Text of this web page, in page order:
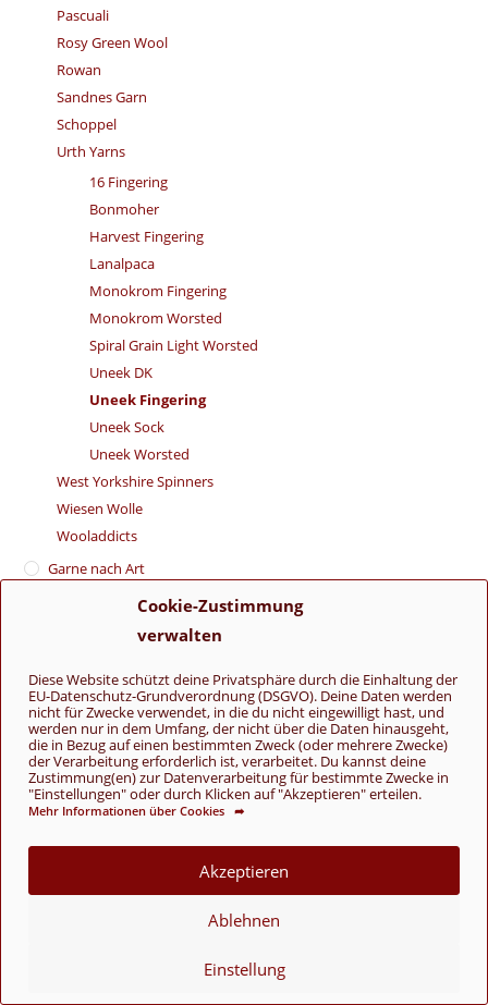
Cookie-Zustimmung
verwalten
Diese Website schützt deine Privatsphäre durch die Einhaltung der
EU-Datenschutz-Grundverordnung (DSGVO). Deine Daten werden
nicht für Zwecke verwendet, in die du nicht eingewilligt hast, und
werden nur in dem Umfang, der nicht über die Daten hinausgeht,
die in Bezug auf einen bestimmten Zweck (oder mehrere Zwecke)
der Verarbeitung erforderlich ist, verarbeitet. Du kannst deine
Zustimmung(en) zur Datenverarbeitung für bestimmte Zwecke in
"Einstellungen" oder durch Klicken auf "Akzeptieren" erteilen.
Mehr Informationen über Cookies ➦
Akzeptieren
Ablehnen
Einstellung
Pascuali
Rosy Green Wool
Rowan
Sandnes Garn
Schoppel
Urth Yarns
16 Fingering
Bonmoher
Harvest Fingering
Lanalpaca
Monokrom Fingering
Monokrom Worsted
Spiral Grain Light Worsted
Uneek DK
Uneek Fingering
Uneek Sock
Uneek Worsted
West Yorkshire Spinners
Wiesen Wolle
Wooladdicts
Garne nach Art
Magazine mit Anleitungen
Voucher / Gutscheine
Wolle nach Saison
Ganzjahresgarn
Wolle nach Art / Verwendung
Sockenwolle (18)